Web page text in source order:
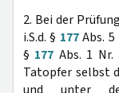
2. Bei der
i.S.d. § 177Abs. 5
§ 177 Abs. 1
Tatopfer selbst